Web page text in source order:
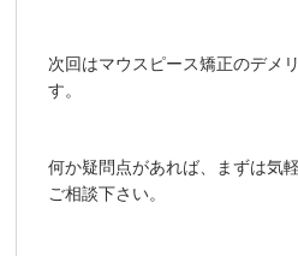
次回はマウスピース矯正のデメ
す。
何か疑問点があれば、まずは気
ご相談下さい。